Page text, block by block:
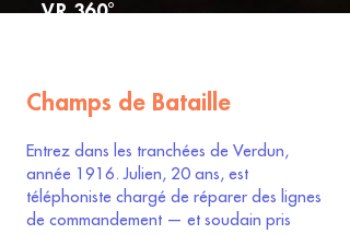
VR 360°
Champs de Bataille
Entrez dans les tranchées de Verdun,
année 1916. Julien, 20 ans, est
téléphoniste chargé de réparer des lignes
de commandement — et soudain pris